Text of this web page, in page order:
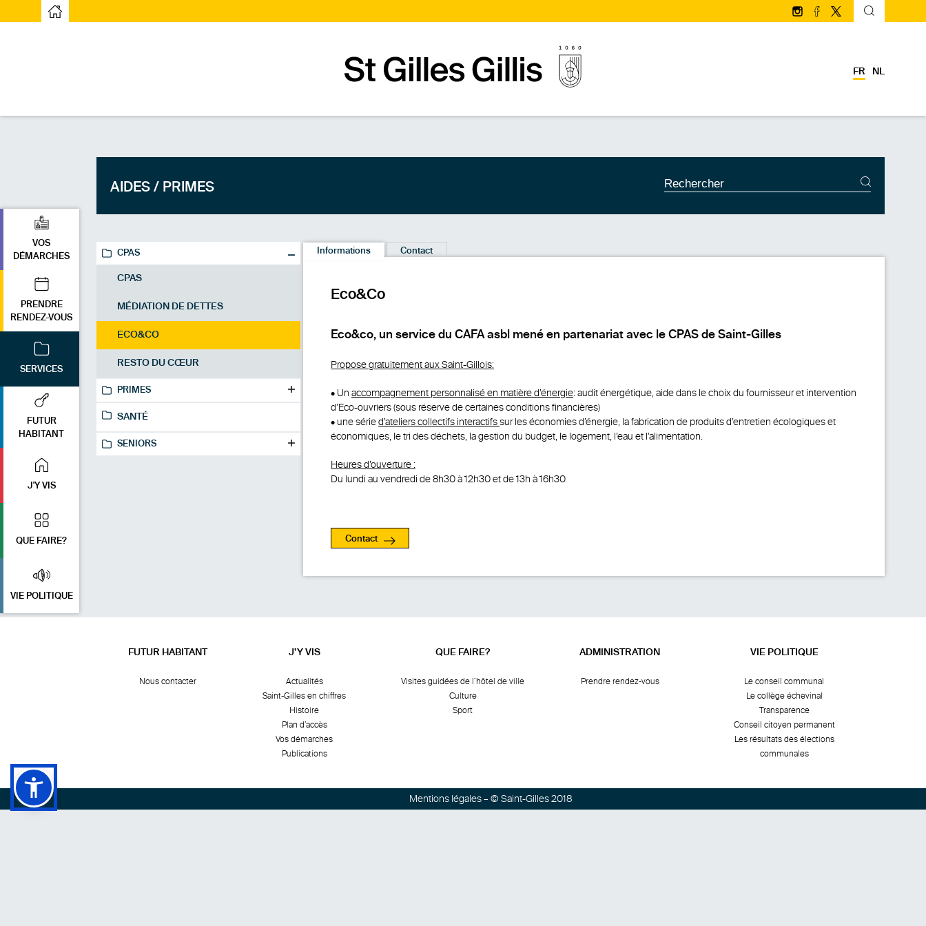
Page d’accueilPage d'accueil Suivez-nous sur Instagram
Suivez-nous sur
Suivez-nous sur
FR NL
VOS
DÉMARCHES
PRENDRE
RENDEZ-VOUS
SERVICES
FUTUR
HABITANT
J'Y VIS
QUE FAIRE?
VIE POLITIQUE
AIDES / PRIMES SERVICES DE RECHERCHE
CPAS
CPAS
MÉDIATION DE DETTES
ECO&CO
RESTO DU CŒUR
PRIMES
SANTÉ
SENIORS
Informations Contact
Eco&Co
Eco&co, un service du CAFA asbl mené en partenariat avec le CPAS de Saint-Gilles
Propose gratuitement aux Saint-Gillois:
• Un accompagnement personnalisé en matière d’énergie: audit énergétique, aide dans le choix du fournisseur et intervention
d’Eco-ouvriers (sous réserve de certaines conditions financières)
• une séried’ateliers collectifs interactifssur les économies d’énergie, la fabrication de produits d’entretien écologiques et
économiques, le tri des déchets, la gestion du budget, le logement, l’eau et l’alimentation.
Heures d’ouverture :
Du lundi au vendredi de 8h30 à 12h30 et de 13h à 16h30
Contact
FUTUR HABITANT
Nous contacter
J’Y VIS
Actualités
Saint-Gilles en chiffres
Histoire
Plan d’accès
Vos démarches
Publications
QUE FAIRE?
Visites guidées de l’hôtel de ville
Culture
Sport
ADMINISTRATION
Prendre rendez-vous
VIE POLITIQUE
Le conseil communal
Le collège échevinal
Transparence
Conseil citoyen permanent
Les résultats des élections
communales
Mentions légales– © Saint-Gilles 2018